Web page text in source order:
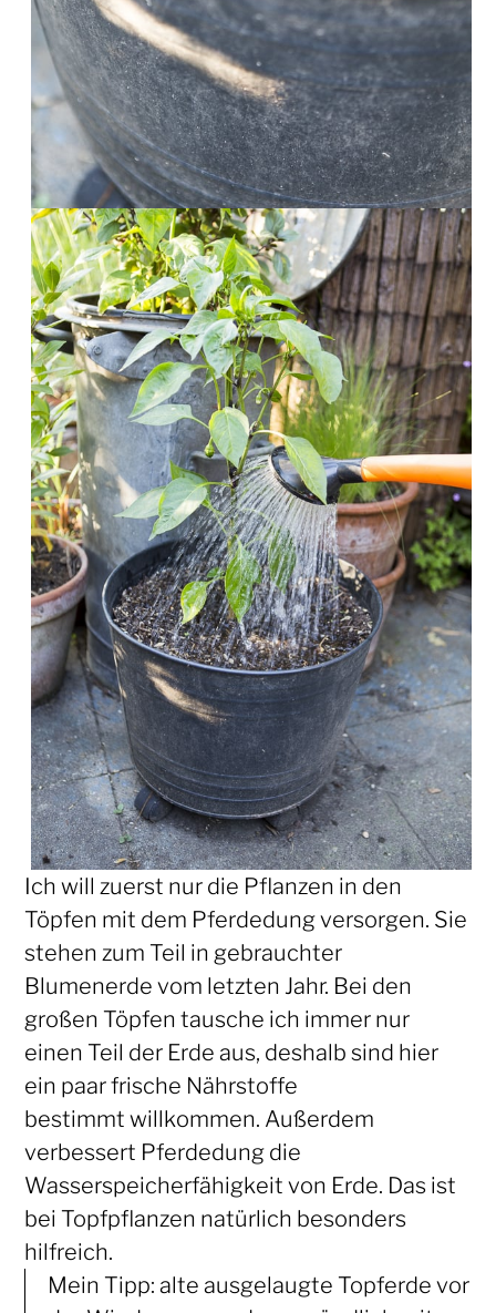
Ich will zuerst nur die Pflanzen in den
Töpfen mit dem Pferdedung versorgen. Sie
stehen zum Teil in gebrauchter
Blumenerde vom letzten Jahr. Bei den
großen Töpfen tausche ich immer nur
einen Teil der Erde aus, deshalb sind hier
ein paar frische Nährstoffe
bestimmt willkommen. Außerdem
verbessert Pferdedung die
Wasserspeicherfähigkeit von Erde. Das ist
bei Topfpflanzen natürlich besonders
hilfreich.
Mein Tipp: alte ausgelaugte Topferde vor